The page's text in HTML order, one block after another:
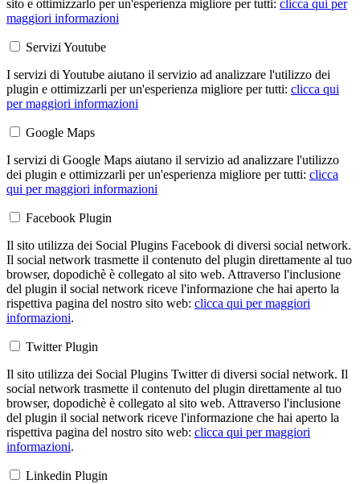
sito e ottimizzarlo per un'esperienza migliore per tutti: clicca qui per
maggiori informazioni
Servizi Youtube
I servizi di Youtube aiutano il servizio ad analizzare l'utilizzo dei
plugin e ottimizzarli per un'esperienza migliore per tutti: clicca qui
per maggiori informazioni
Google Maps
I servizi di Google Maps aiutano il servizio ad analizzare l'utilizzo
dei plugin e ottimizzarli per un'esperienza migliore per tutti: clicca
qui per maggiori informazioni
Facebook Plugin
Il sito utilizza dei Social Plugins Facebook di diversi social network.
Il social network trasmette il contenuto del plugin direttamente al tuo
browser, dopodichè è collegato al sito web. Attraverso l'inclusione
del plugin il social network riceve l'informazione che hai aperto la
rispettiva pagina del nostro sito web: clicca qui per maggiori
informazioni.
Twitter Plugin
Il sito utilizza dei Social Plugins Twitter di diversi social network. Il
social network trasmette il contenuto del plugin direttamente al tuo
browser, dopodichè è collegato al sito web. Attraverso l'inclusione
del plugin il social network riceve l'informazione che hai aperto la
rispettiva pagina del nostro sito web: clicca qui per maggiori
informazioni.
Linkedin Plugin